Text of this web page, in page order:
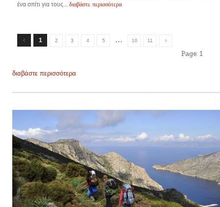
ένα σπίτι για τους... διαβάστε περισσότερα
1 2 3 4 5 … 10 11
Page: 1
διαβάστε περισσότερα